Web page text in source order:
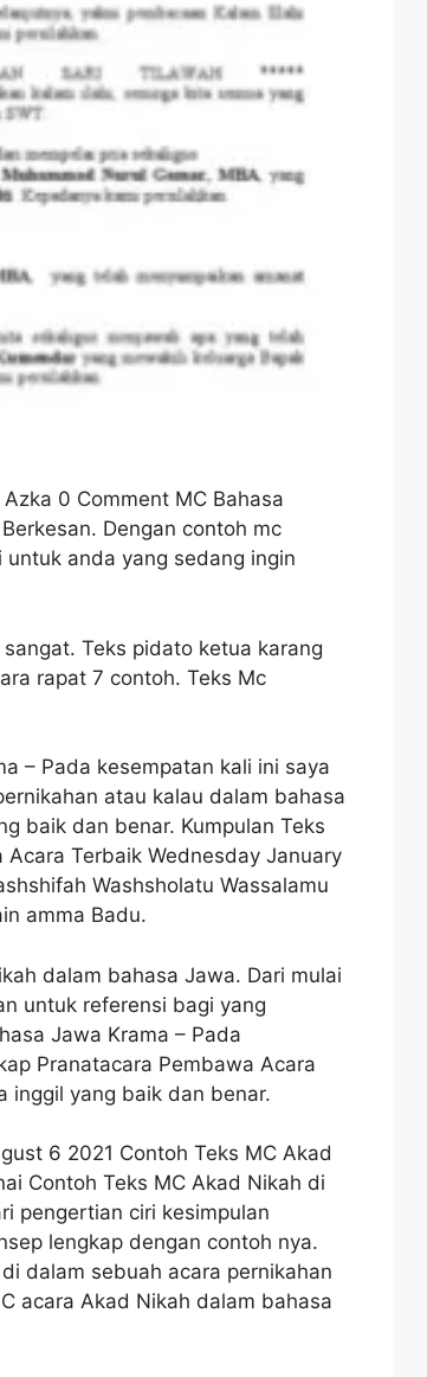
Azka 0 Comment MC Bahasa
Dengan contoh mc
anda yang sedang ingin
Teks pidato ketua karang
rapat 7 contoh. Teks Mc
– Pada kesempatan kali ini saya
atau kalau dalam bahasa
baik dan benar. Kumpulan Teks
Terbaik Wednesday January
Washsholatu Wassalamu
amma Badu.
dalam bahasa Jawa. Dari mulai
untuk referensi bagi yang
Jawa Krama – Pada
Pranatacara Pembawa Acara
inggil yang baik dan benar.
6 2021 Contoh Teks MC Akad
Contoh Teks MC Akad Nikah di
pengertian ciri kesimpulan
lengkap dengan contoh nya.
dalam sebuah acara pernikahan
acara Akad Nikah dalam bahasa